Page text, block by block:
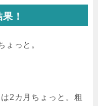
！
ょっと。
2カ月ちょっと。粗